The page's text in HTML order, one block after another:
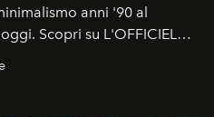
anni '90 al
Scopri su L'OFFICIEL